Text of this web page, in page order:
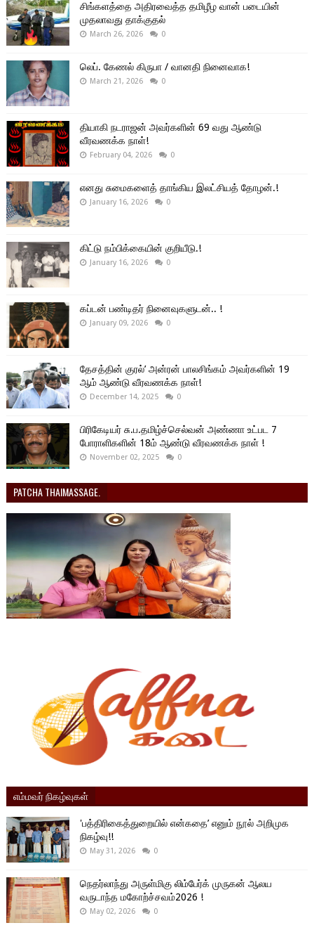
சிங்களத்தை அதிரவைத்த தமிழீழ வான் படையின்
முதலாவது தாக்குதல்
March 26, 2026 0
லெப். கேணல் கிருபா / வானதி நினைவாக!
March 21, 2026 0
தியாகி நடராஜன் அவர்களின் 69 வது ஆண்டு
வீரவணக்க நாள்!
February 04, 2026 0
எனது சுமைகளைத் தாங்கிய இலட்சியத் தோழன்.!
January 16, 2026 0
கிட்டு நம்பிக்கையின் குறியீடு.!
January 16, 2026 0
கப்டன் பண்டிதர் நினைவுகளுடன்.. !
January 09, 2026 0
தேசத்தின் குரல்’ அன்ரன் பாலசிங்கம் அவர்களின் 19
ஆம் ஆண்டு வீரவணக்க நாள்!
December 14, 2025 0
பிரிகேடியர் சு.ப.தமிழ்ச்செல்வன் அண்ணா உட்பட 7
போராளிகளின் 18ம் ஆண்டு வீரவணக்க நாள் !
November 02, 2025 0
PATCHA THAIMASSAGE.
எம்மவர் நிகழ்வுகள்
'பத்திரிகைத்துறையில் என்கதை’ எனும் நூல் அறிமுக
நிகழ்வு!!
May 31, 2026 0
நெதர்லாந்து அருள்மிகு லிம்பேர்க் முருகன் ஆலய
வருடாந்த மகோற்ச்சவம்2026 !
May 02, 2026 0